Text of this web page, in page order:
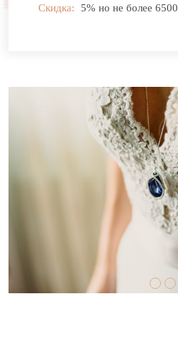
Скидка:
5% но не более